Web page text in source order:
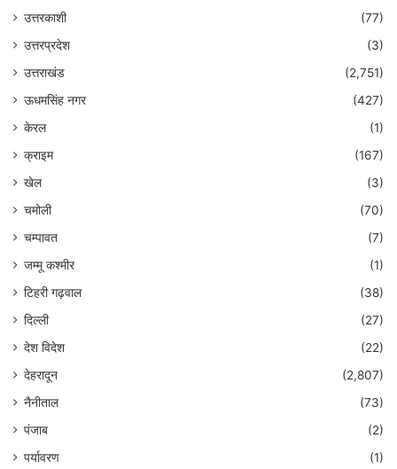
उत्तरकाशी
(77)
उत्तरप्रदेश
(3)
उत्तराखंड
(2,751)
ऊधमसिंह नगर
(427)
केरल
(1)
क्राइम
(167)
खेल
(3)
चमोली
(70)
चम्पावत
(7)
जम्मू कश्मीर
(1)
टिहरी गढ़वाल
(38)
दिल्ली
(27)
देश विदेश
(22)
देहरादून
(2,807)
नैनीताल
(73)
पंजाब
(2)
पर्यावरण
(1)